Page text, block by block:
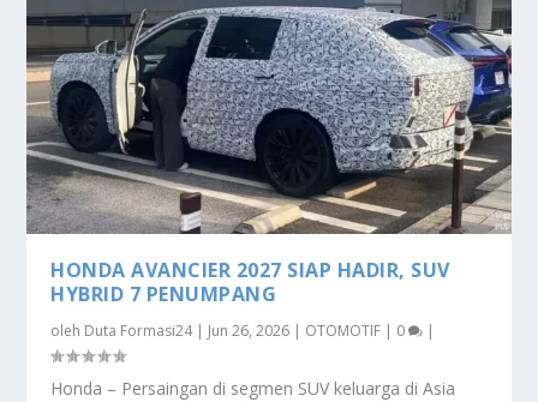
HONDA AVANCIER 2027 SIAP HADIR, SUV
HYBRID 7 PENUMPANG
oleh Duta Formasi24| Jun 26, 2026 OTOMOTIF 0
Honda – Persaingan di segmen SUV keluarga di Asia